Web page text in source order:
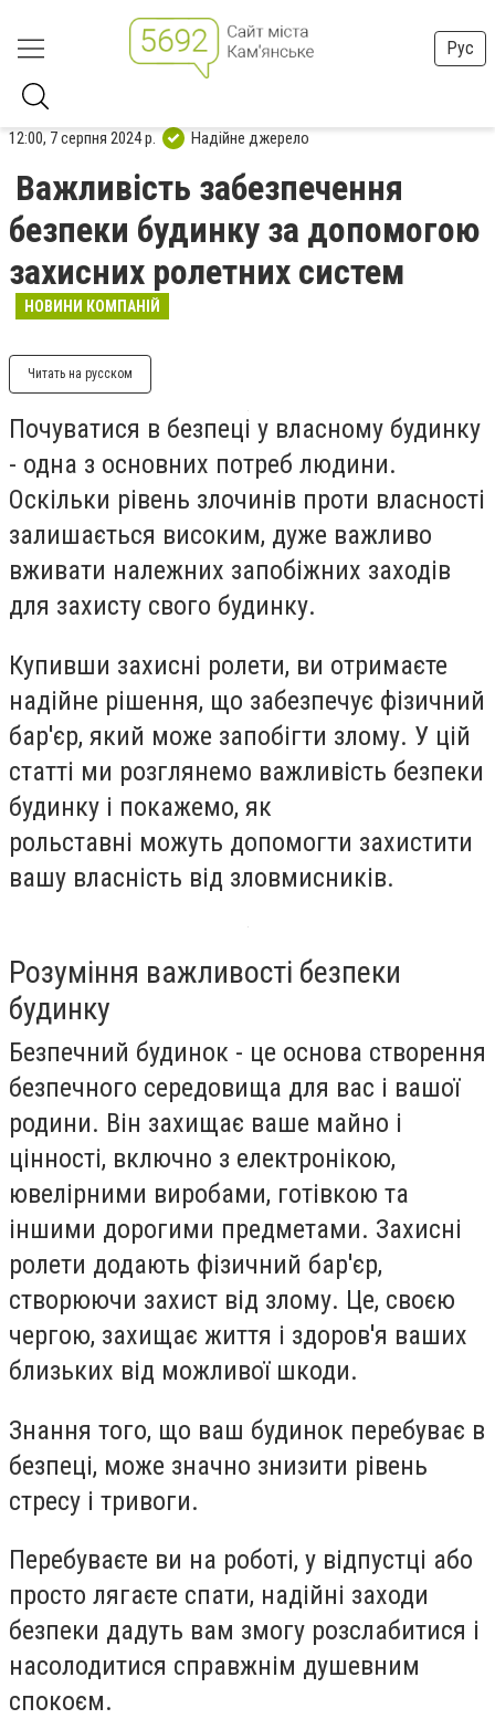
Рус
12:00, 7 серпня 2024 р. Надійне джерело
Важливість забезпечення
безпеки будинку за допомогою
захисних ролетних систем
НОВИНИ КОМПАНІЙ
Читать на русском
Почуватися в безпеці у власному будинку
- одна з основних потреб людини.
Оскільки рівень злочинів проти власності
залишається високим, дуже важливо
вживати належних запобіжних заходів
для захисту свого будинку.
Купивши захисні ролети, ви отримаєте
надійне рішення, що забезпечує фізичний
бар'єр, який може запобігти злому. У цій
статті ми розглянемо важливість безпеки
будинку і покажемо, як
рольставні можуть допомогти захистити
вашу власність від зловмисників.
Розуміння важливості безпеки
будинку
Безпечний будинок - це основа створення
безпечного середовища для вас і вашої
родини. Він захищає ваше майно і
цінності, включно з електронікою,
ювелірними виробами, готівкою та
іншими дорогими предметами. Захисні
ролети додають фізичний бар'єр,
створюючи захист від злому. Це, своєю
чергою, захищає життя і здоров'я ваших
близьких від можливої шкоди.
Знання того, що ваш будинок перебуває в
безпеці, може значно знизити рівень
стресу і тривоги.
Перебуваєте ви на роботі, у відпустці або
просто лягаєте спати, надійні заходи
безпеки дадуть вам змогу розслабитися і
насолодитися справжнім душевним
спокоєм.